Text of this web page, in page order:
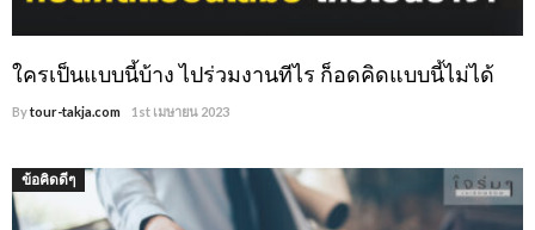
ใครเป็นแบบนี้บ้าง ไปร่วมงานทีไร ก็อดคิดแบบนี้ไม่ได้
Bytour-takja.com 1st เมษายน 2023
ข้อคิดดีๆ